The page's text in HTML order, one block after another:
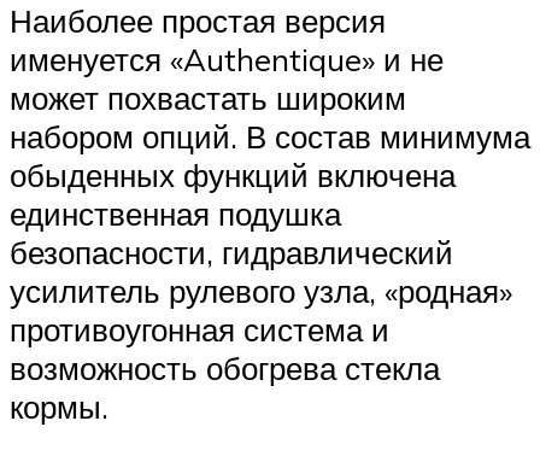
Наиболее простая версия
именуется «Authentique» и не
может похвастать широким
набором опций. В состав минимума
обыденных функций включена
единственная подушка
безопасности, гидравлический
усилитель рулевого узла, «родная»
противоугонная система и
возможность обогрева стекла
кормы.